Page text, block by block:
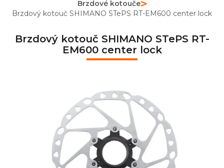
z
Brzdové kotouče
Brzdový kotouč SHIMANO STePS RT-EM600 center lock
Brzdový kotouč SHIMANO STePS RT-
EM600 center lock